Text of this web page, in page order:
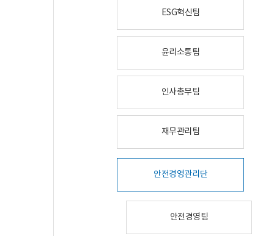
ESG혁신팀
윤리소통팀
인사총무팀
재무관리팀
안전경영관리단
안전경영팀